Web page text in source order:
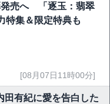
発売へ 「逐玉：翡翠
特集＆限定特典も
[08月07日11時00分]
田有紀に愛を告白した